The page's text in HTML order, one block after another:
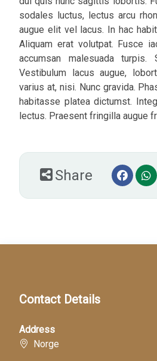
sodales luctus, lectus arcu
augue elit vel lacus. In hac
Aliquam erat volutpat. Fusce
accumsan malesuada turpis.
Vestibulum lacus augue,
varius at, nisi. Nunc gravida.
habitasse platea dictumst.
lectus. Praesent fringilla augue
Share
Contact Details
Address
Norge